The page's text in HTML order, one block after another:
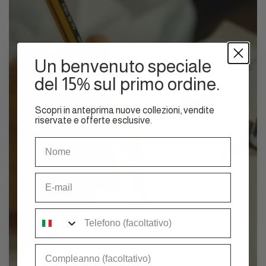
Un benvenuto speciale
del 15% sul primo ordine.
Scopri in anteprima nuove collezioni, vendite
riservate e offerte esclusive.